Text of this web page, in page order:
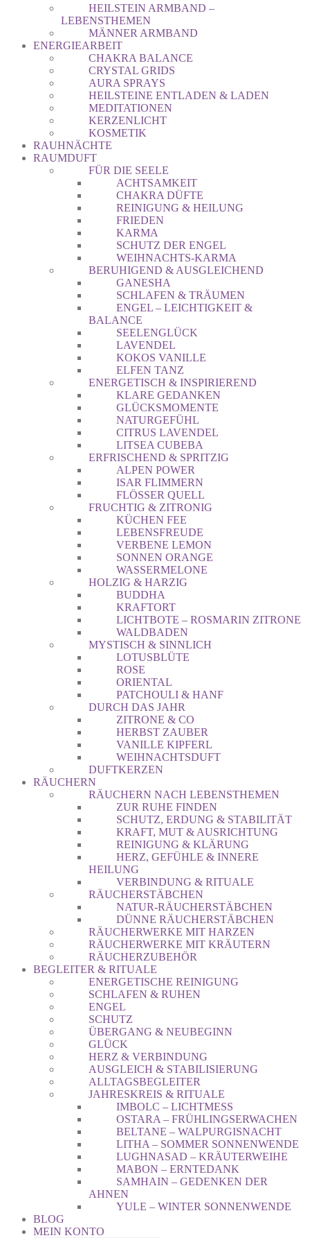
HEILSTEIN ARMBAND –
LEBENSTHEMEN
MÄNNER ARMBAND
ENERGIEARBEIT
CHAKRA BALANCE
CRYSTAL GRIDS
AURA SPRAYS
HEILSTEINE ENTLADEN & LADEN
MEDITATIONEN
KERZENLICHT
KOSMETIK
RAUHNÄCHTE
RAUMDUFT
FÜR DIE SEELE
ACHTSAMKEIT
CHAKRA DÜFTE
REINIGUNG & HEILUNG
FRIEDEN
KARMA
SCHUTZ DER ENGEL
WEIHNACHTS-KARMA
BERUHIGEND & AUSGLEICHEND
GANESHA
SCHLAFEN & TRÄUMEN
ENGEL – LEICHTIGKEIT &
BALANCE
SEELENGLÜCK
LAVENDEL
KOKOS VANILLE
ELFEN TANZ
ENERGETISCH & INSPIRIEREND
KLARE GEDANKEN
GLÜCKSMOMENTE
NATURGEFÜHL
CITRUS LAVENDEL
LITSEA CUBEBA
ERFRISCHEND & SPRITZIG
ALPEN POWER
ISAR FLIMMERN
FLÖSSER QUELL
FRUCHTIG & ZITRONIG
KÜCHEN FEE
LEBENSFREUDE
VERBENE LEMON
SONNEN ORANGE
WASSERMELONE
HOLZIG & HARZIG
BUDDHA
KRAFTORT
LICHTBOTE – ROSMARIN ZITRONE
WALDBADEN
MYSTISCH & SINNLICH
LOTUSBLÜTE
ROSE
ORIENTAL
PATCHOULI & HANF
DURCH DAS JAHR
ZITRONE & CO
HERBST ZAUBER
VANILLE KIPFERL
WEIHNACHTSDUFT
DUFTKERZEN
RÄUCHERN
RÄUCHERN NACH LEBENSTHEMEN
ZUR RUHE FINDEN
SCHUTZ, ERDUNG & STABILITÄT
KRAFT, MUT & AUSRICHTUNG
REINIGUNG & KLÄRUNG
HERZ, GEFÜHLE & INNERE
HEILUNG
VERBINDUNG & RITUALE
RÄUCHERSTÄBCHEN
NATUR-RÄUCHERSTÄBCHEN
DÜNNE RÄUCHERSTÄBCHEN
RÄUCHERWERKE MIT HARZEN
RÄUCHERWERKE MIT KRÄUTERN
RÄUCHERZUBEHÖR
BEGLEITER & RITUALE
ENERGETISCHE REINIGUNG
SCHLAFEN & RUHEN
ENGEL
SCHUTZ
ÜBERGANG & NEUBEGINN
GLÜCK
HERZ & VERBINDUNG
AUSGLEICH & STABILISIERUNG
ALLTAGSBEGLEITER
JAHRESKREIS & RITUALE
IMBOLC – LICHTMESS
OSTARA – FRÜHLINGSERWACHEN
BELTANE – WALPURGISNACHT
LITHA – SOMMER SONNENWENDE
LUGHNASAD – KRÄUTERWEIHE
MABON – ERNTEDANK
SAMHAIN – GEDENKEN DER
AHNEN
YULE – WINTER SONNENWENDE
BLOG
MEIN KONTO